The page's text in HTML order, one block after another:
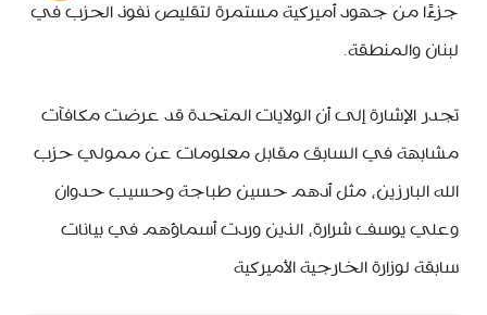
جزءًا من جهود أميركية مستمرة لتقليص نفوذ الحزب في
لبنان والمنطقة.​
تجدر الإشارة إلى أن الولايات المتحدة قد عرضت مكافآت
مشابهة في السابق مقابل معلومات عن ممولي حزب
الله البارزين، مثل أدهم حسين طباجة وحسيب حدوان
وعلي يوسف شرارة، الذين وردت أسماؤهم في بيانات
سابقة لوزارة الخارجية الأميركية